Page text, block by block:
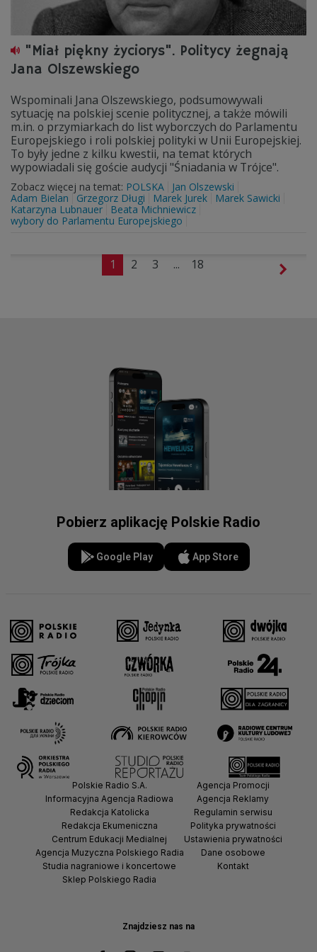
"Miał piękny życiorys". Politycy żegnają
Jana Olszewskiego
Wspominali Jana Olszewskiego, podsumowywali
sytuację na polskiej scenie politycznej, a także mówili
m.in. o przymiarkach do list wyborczych do Parlamentu
Europejskiego i roli polskiej polityki w Unii Europejskiej.
To były jedne z kilku kwestii, na temat których
wypowiadali się goście audycji "Śniadania w Trójce".
Zobacz więcej na temat: POLSKA
Jan Olszewski
Adam Bielan
Grzegorz Długi Marek Jurek
Marek Sawicki
Katarzyna Lubnauer
Beata Michniewicz
wybory do Parlamentu Europejskiego
1 2 3 ... 18
Pobierz aplikację Polskie Radio
Google Play App Store
Znajdziesz nas na
Polskie Radio S.A.
Informacyjna Agencja Radiowa
Redakcja Katolicka
Redakcja Ekumeniczna
Centrum Edukacji Medialnej
Agencja Muzyczna Polskiego Radia
Studia nagraniowe i koncertowe
Sklep Polskiego Radia
Agencja Promocji
Agencja Reklamy
Regulamin serwisu
Polityka prywatności
Ustawienia prywatności
Dane osobowe
Kontakt